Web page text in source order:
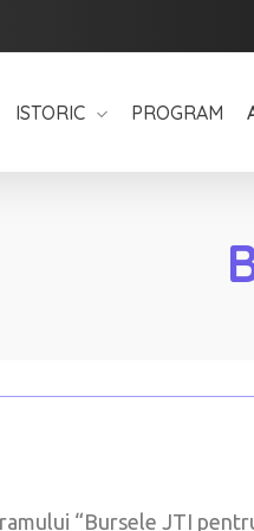
ISTORIC PROGRAM
“Bursele JTI